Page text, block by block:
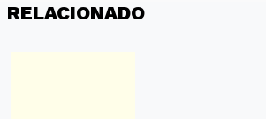
RELACIONADO